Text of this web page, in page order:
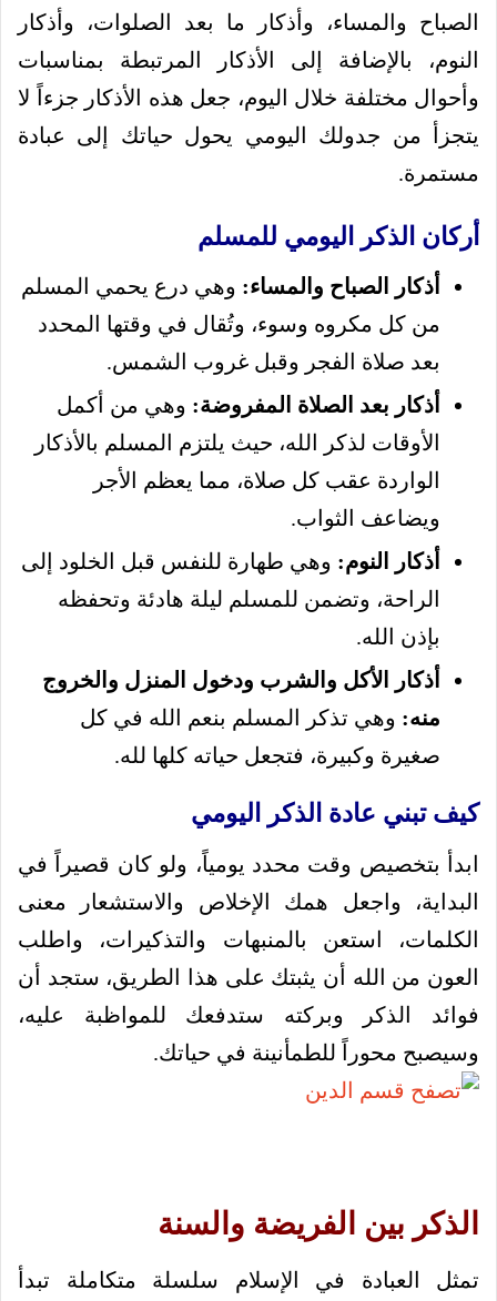
الصباح والمساء، وأذكار ما بعد الصلوات، وأذكار
النوم، بالإضافة إلى الأذكار المرتبطة بمناسبات
وأحوال مختلفة خلال اليوم، جعل هذه الأذكار جزءاً لا
يتجزأ من جدولك اليومي يحول حياتك إلى عبادة
مستمرة.
أركان الذكر اليومي للمسلم
أذكار الصباح والمساء: وهي درع يحمي المسلم
من كل مكروه وسوء، وتُقال في وقتها المحدد
بعد صلاة الفجر وقبل غروب الشمس.
أذكار بعد الصلاة المفروضة: وهي من أكمل
الأوقات لذكر الله، حيث يلتزم المسلم بالأذكار
الواردة عقب كل صلاة، مما يعظم الأجر
ويضاعف الثواب.
أذكار النوم: وهي طهارة للنفس قبل الخلود إلى
الراحة، وتضمن للمسلم ليلة هادئة وتحفظه
بإذن الله.
أذكار الأكل والشرب ودخول المنزل والخروج
منه: وهي تذكر المسلم بنعم الله في كل
صغيرة وكبيرة، فتجعل حياته كلها لله.
كيف تبني عادة الذكر اليومي
ابدأ بتخصيص وقت محدد يومياً، ولو كان قصيراً في
البداية، واجعل همك الإخلاص والاستشعار معنى
الكلمات، استعن بالمنبهات والتذكيرات، واطلب
العون من الله أن يثبتك على هذا الطريق، ستجد أن
فوائد الذكر وبركته ستدفعك للمواظبة عليه،
وسيصبح محوراً للطمأنينة في حياتك.
الذكر بين الفريضة والسنة
تمثل العبادة في الإسلام سلسلة متكاملة تبدأ